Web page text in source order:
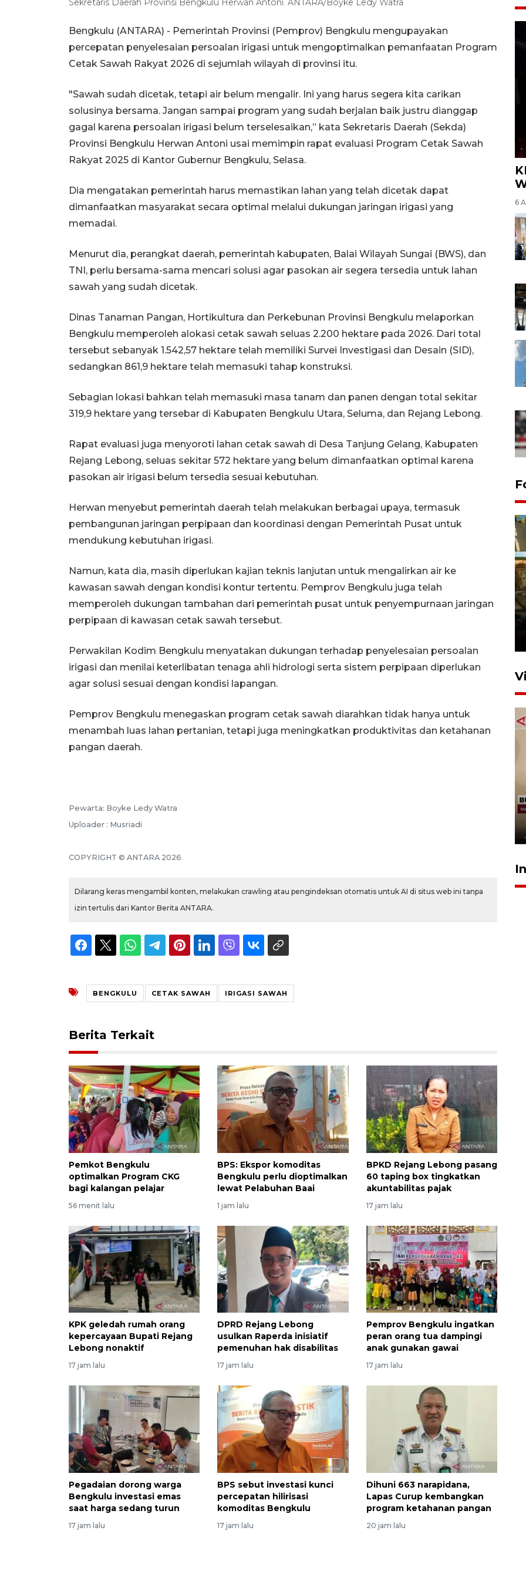
Sekretaris Daerah Provinsi Bengkulu Herwan Antoni. ANTARA/Boyke Ledy Watra
Bengkulu (ANTARA) - Pemerintah Provinsi (Pemprov) Bengkulu mengupayakan
percepatan penyelesaian persoalan irigasi untuk mengoptimalkan pemanfaatan Program
Cetak Sawah Rakyat 2026 di sejumlah wilayah di provinsi itu.
"Sawah sudah dicetak, tetapi air belum mengalir. Ini yang harus segera kita carikan
solusinya bersama. Jangan sampai program yang sudah berjalan baik justru dianggap
gagal karena persoalan irigasi belum terselesaikan,” kata Sekretaris Daerah (Sekda)
Provinsi Bengkulu Herwan Antoni usai memimpin rapat evaluasi Program Cetak Sawah
Rakyat 2025 di Kantor Gubernur Bengkulu, Selasa.
Dia mengatakan pemerintah harus memastikan lahan yang telah dicetak dapat
dimanfaatkan masyarakat secara optimal melalui dukungan jaringan irigasi yang
memadai.
Menurut dia, perangkat daerah, pemerintah kabupaten, Balai Wilayah Sungai (BWS), dan
TNI, perlu bersama-sama mencari solusi agar pasokan air segera tersedia untuk lahan
sawah yang sudah dicetak.
Dinas Tanaman Pangan, Hortikultura dan Perkebunan Provinsi Bengkulu melaporkan
Bengkulu memperoleh alokasi cetak sawah seluas 2.200 hektare pada 2026. Dari total
tersebut sebanyak 1.542,57 hektare telah memiliki Survei Investigasi dan Desain (SID),
sedangkan 861,9 hektare telah memasuki tahap konstruksi.
Sebagian lokasi bahkan telah memasuki masa tanam dan panen dengan total sekitar
319,9 hektare yang tersebar di Kabupaten Bengkulu Utara, Seluma, dan Rejang Lebong.
Rapat evaluasi juga menyoroti lahan cetak sawah di Desa Tanjung Gelang, Kabupaten
Rejang Lebong, seluas sekitar 572 hektare yang belum dimanfaatkan optimal karena
pasokan air irigasi belum tersedia sesuai kebutuhan.
Herwan menyebut pemerintah daerah telah melakukan berbagai upaya, termasuk
pembangunan jaringan perpipaan dan koordinasi dengan Pemerintah Pusat untuk
mendukung kebutuhan irigasi.
Namun, kata dia, masih diperlukan kajian teknis lanjutan untuk mengalirkan air ke
kawasan sawah dengan kondisi kontur tertentu. Pemprov Bengkulu juga telah
memperoleh dukungan tambahan dari pemerintah pusat untuk penyempurnaan jaringan
perpipaan di kawasan cetak sawah tersebut.
Perwakilan Kodim Bengkulu menyatakan dukungan terhadap penyelesaian persoalan
irigasi dan menilai keterlibatan tenaga ahli hidrologi serta sistem perpipaan diperlukan
agar solusi sesuai dengan kondisi lapangan.
Pemprov Bengkulu menegaskan program cetak sawah diarahkan tidak hanya untuk
menambah luas lahan pertanian, tetapi juga meningkatkan produktivitas dan ketahanan
pangan daerah.
Pewarta: Boyke Ledy Watra
Uploader : Musriadi
COPYRIGHT © ANTARA 2026
Dilarang keras mengambil konten, melakukan crawling atau pengindeksan otomatis untuk AI di situs web ini tanpa
izin tertulis dari Kantor Berita ANTARA.
BENGKULU CETAK SAWAH IRIGASI SAWAH
Berita Terkait
Pemkot Bengkulu
optimalkan Program CKG
bagi kalangan pelajar
56 menit lalu
BPS: Ekspor komoditas
Bengkulu perlu dioptimalkan
lewat Pelabuhan Baai
1 jam lalu
BPKD Rejang Lebong pasang
60 taping box tingkatkan
akuntabilitas pajak
17 jam lalu
KPK geledah rumah orang
kepercayaan Bupati Rejang
Lebong nonaktif
17 jam lalu
DPRD Rejang Lebong
usulkan Raperda inisiatif
pemenuhan hak disabilitas
17 jam lalu
Pemprov Bengkulu ingatkan
peran orang tua dampingi
anak gunakan gawai
17 jam lalu
Pegadaian dorong warga
Bengkulu investasi emas
saat harga sedang turun
17 jam lalu
BPS sebut investasi kunci
percepatan hilirisasi
komoditas Bengkulu
17 jam lalu
Dihuni 663 narapidana,
Lapas Curup kembangkan
program ketahanan pangan
20 jam lalu
6
Foto: Lokasi ledakan bom
Ekspedisi Rupiah Berdaulat
2026 sambangi Papua
2026-08-06 13:15:00